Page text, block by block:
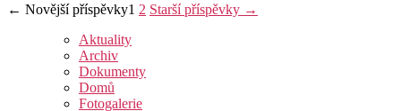
Stránkování
příspěvků
← Novějšípříspěvky1 2 Staršípříspěvky →
Aktuality
Archiv
Dokumenty
Domů
Fotogalerie